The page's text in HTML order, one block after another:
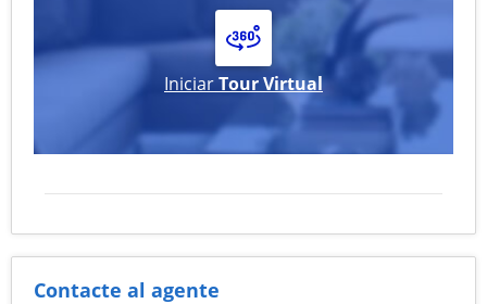
IniciarTour Virtual
Contacte al agente